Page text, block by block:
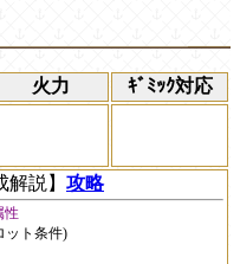
火力 ｷﾞﾐｯｸ対応
解説】 攻略
性
ット条件)